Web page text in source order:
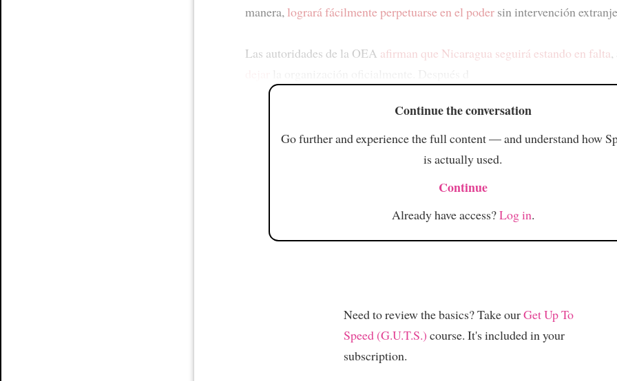
manera, logrará fácilmente perpetuarse en el poder sin intervención
Las autoridades de la OEA afirman que Nicaragua seguirá estando en falta,
Continue the conversation
Go further and experience the full content — and understand how
is actually used.
Continue
Already have access?Log in.
Need to review the basics? Take ourGet Up To
Speed (G.U.T.S.) course. It's included in your
subscription.